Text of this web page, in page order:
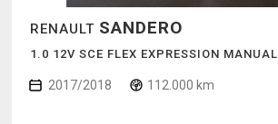
RENAULT SANDERO
1.0 12V SCE FLEX EXPRESSION MANUAL
2017/2018 112.000 km